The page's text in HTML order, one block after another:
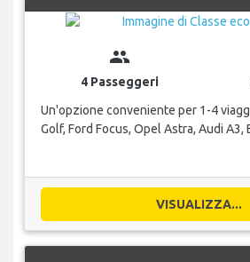
group
4 Passeggeri
Un'opzione conveniente per 1-4
Golf, Ford Focus, Opel Astra, Audi A3,
VISUALIZZA...